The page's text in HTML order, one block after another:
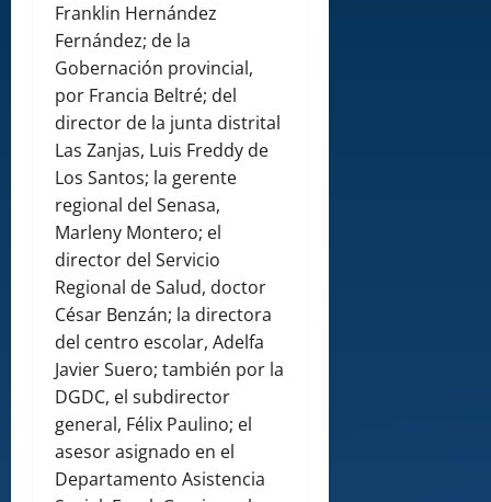
Franklin Hernández
Fernández; de la
Gobernación provincial,
por Francia Beltré; del
director de la junta distrital
Las Zanjas, Luis Freddy de
Los Santos; la gerente
regional del Senasa,
Marleny Montero; el
director del Servicio
Regional de Salud, doctor
César Benzán; la directora
del centro escolar, Adelfa
Javier Suero; también por la
DGDC, el subdirector
general, Félix Paulino; el
asesor asignado en el
Departamento Asistencia